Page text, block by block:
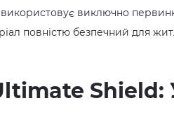
виключно
повністю безпечний для
Shield: